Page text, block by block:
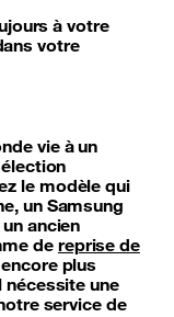
à votre
votre
vie à un
le modèle qui
un Samsung
ancien
de reprise de
plus
nécessite une
service de